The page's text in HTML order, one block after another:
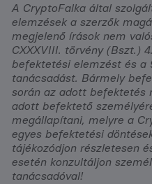
A CryptoFalka által
elemzések a szerzők
megjelenő írások nem
CXXXVIII. törvény (Bszt.)
befektetési elemzést és
tanácsadást. Bármely
során az adott befektetés
adott befektető
megállapítani, melyre a
egyes befektetési
tájékozódjon részletesen
esetén konzultáljon
tanácsadóval!